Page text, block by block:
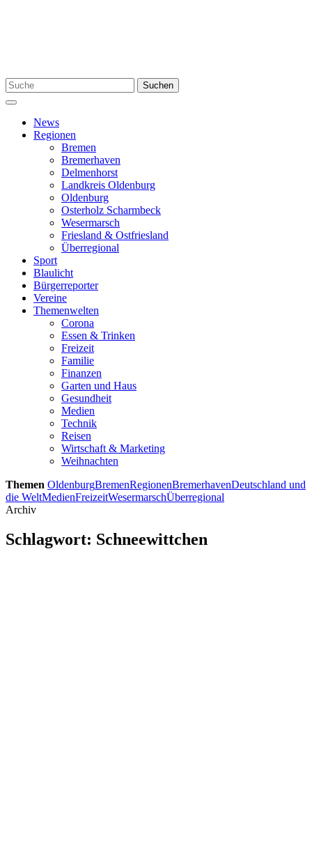
Suchen
nach:
Suchen
Menü
News
Regionen
Bremen
Bremerhaven
Delmenhorst
Landkreis Oldenburg
Oldenburg
Osterholz Scharmbeck
Wesermarsch
Friesland & Ostfriesland
Überregional
Sport
Blaulicht
Bürgerreporter
Vereine
Themenwelten
Corona
Essen & Trinken
Freizeit
Familie
Finanzen
Garten und Haus
Gesundheit
Medien
Technik
Reisen
Wirtschaft & Marketing
Weihnachten
Themen OldenburgBremenRegionenBremerhavenDeutschland und
die WeltMedienFreizeitWesermarschÜberregional
Archiv
Schlagwort: Schneewittchen